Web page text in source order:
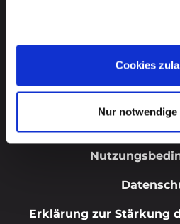
Cookies
Nur notwendige
Start
Erklärung zur Stärkung